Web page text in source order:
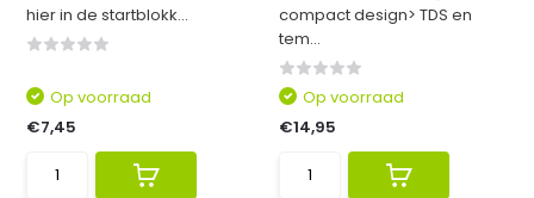
hier in de startblokk...
Op voorraad
€7,45
compact design> TDS en
tem...
Op voorraad
€14,95